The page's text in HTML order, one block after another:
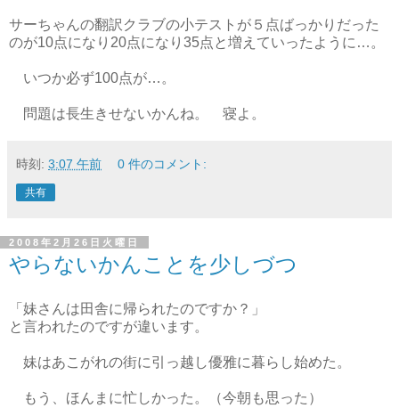
サーちゃんの翻訳クラブの小テストが５点ばっかりだった
のが10点になり20点になり35点と増えていったように…。
いつか必ず100点が…。
問題は長生きせないかんね。 寝よ。
時刻: 3:07 午前 0 件のコメント:
共有
2008年2月26日火曜日
やらないかんことを少しづつ
「妹さんは田舎に帰られたのですか？」
と言われたのですが違います。
妹はあこがれの街に引っ越し優雅に暮らし始めた。
もう、ほんまに忙しかった。（今朝も思った）